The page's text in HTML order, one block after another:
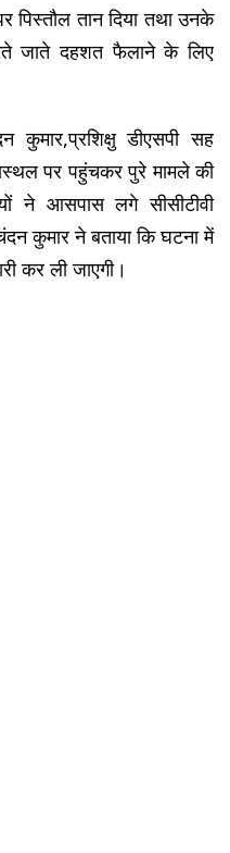
तान दिया तथा उनके
जाते दहशत फैलाने के लिए
कुमार,प्रशिक्षु डीएसपी सह
पर पहुंचकर पुरे मामले की
ने आसपास लगे सीसीटीवी
कुमार ने बताया कि घटना में
कर ली जाएगी।